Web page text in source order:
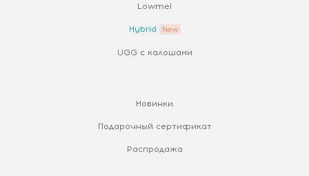
Lowmel
Hybrid
UGG с калошами
Новинки
Подарочный сертификат
Распродажа